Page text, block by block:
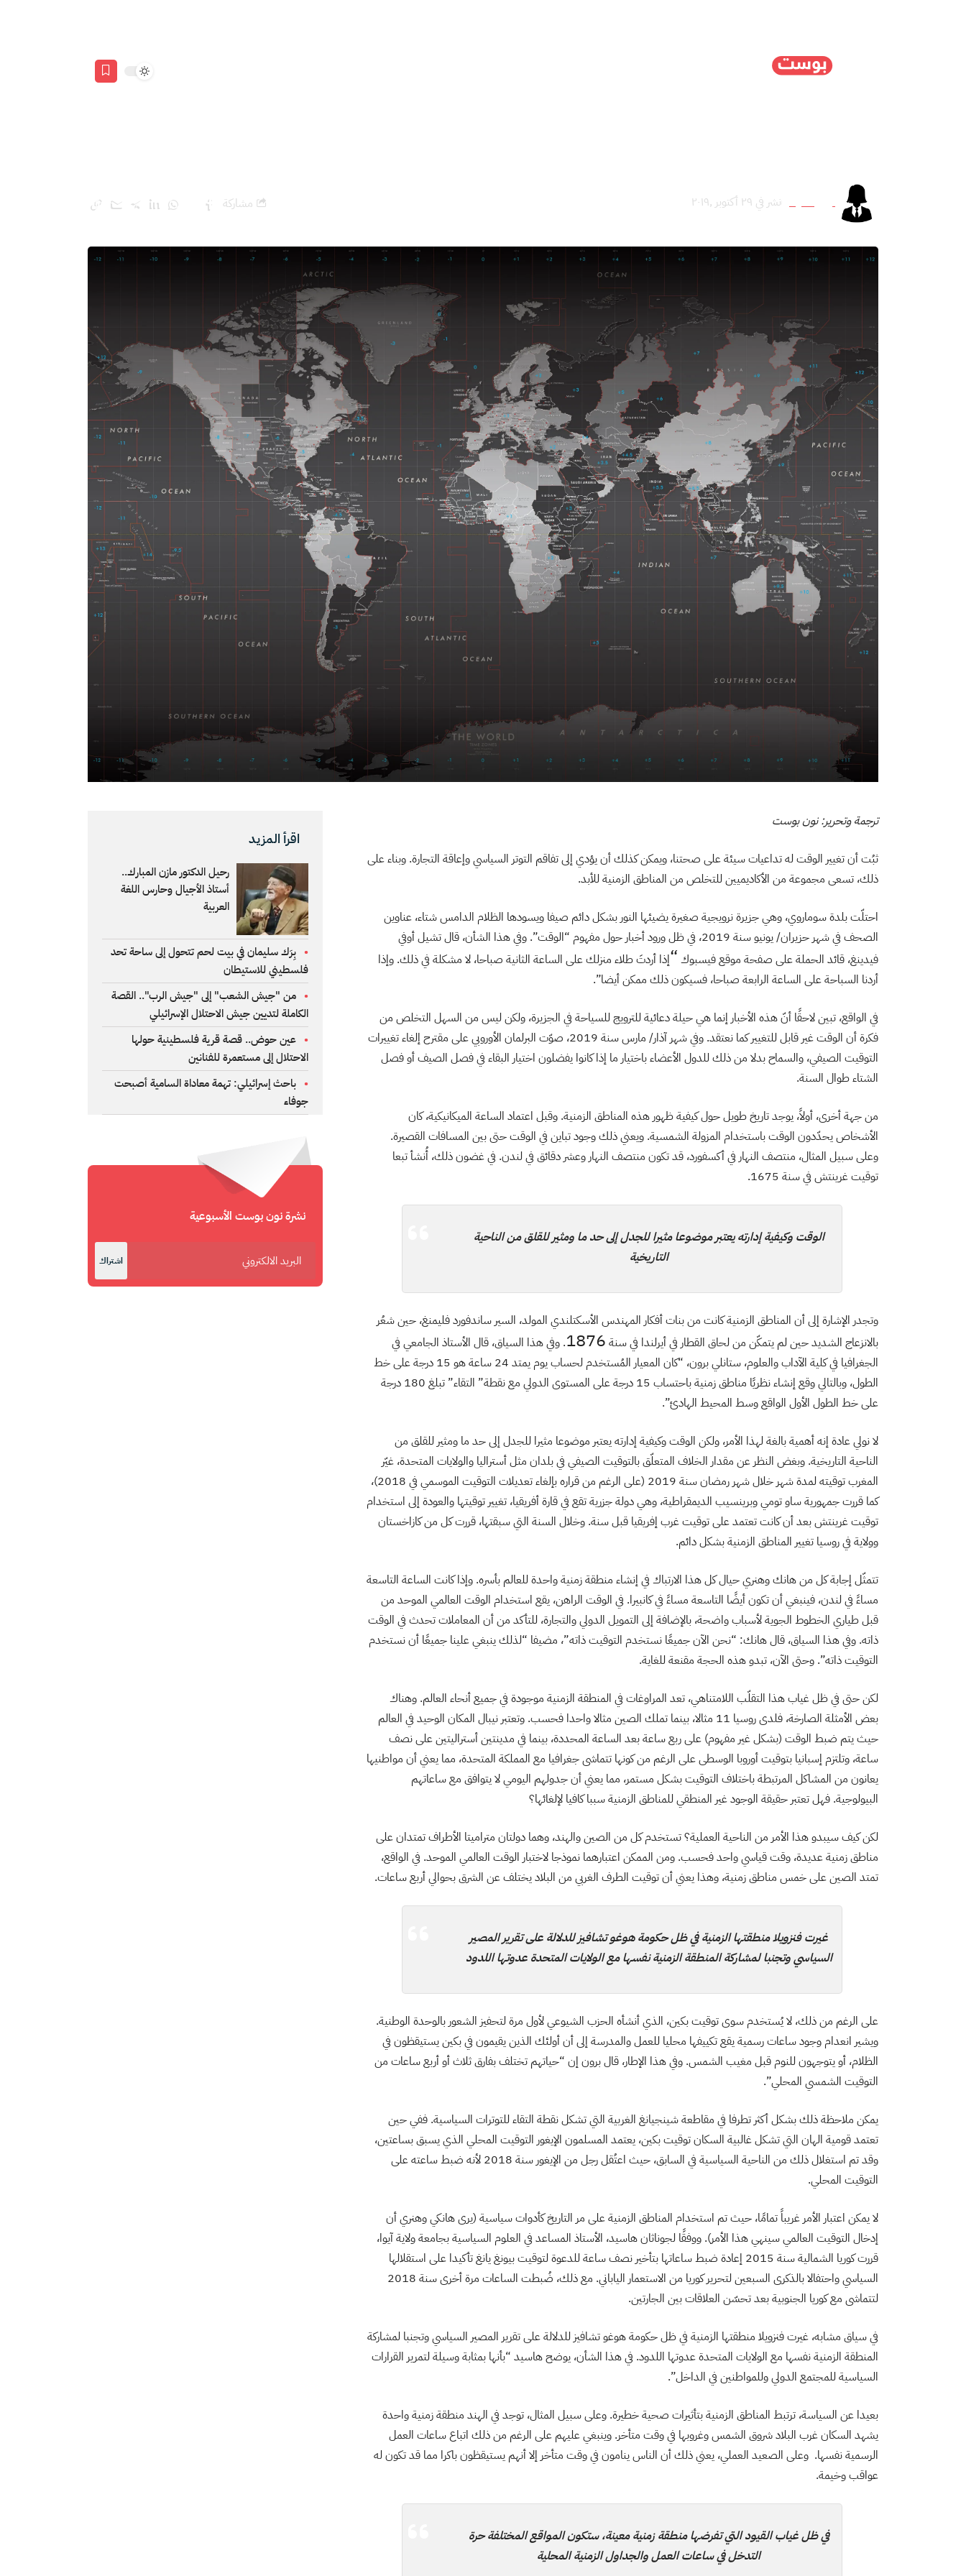
لوري كلارك نشر في ٢٩ أكتوبر ,٢٠١٩ مشاركة
ترجمة وتحرير: نون بوست
ثبُت أن تغيير الوقت له تداعيات سيئة على صحتنا، ويمكن كذلك أن يؤدي إلى تفاقم التوتر السياسي وإعاقة التجارة. وبناء على
ذلك، تسعى مجموعة من الأكاديميين للتخلص من المناطق الزمنية للأبد.
احتلّت بلدة سوماروي، وهي جزيرة نرويجية صغيرة يضيئها النور بشكل دائم صيفا ويسودها الظلام الدامس شتاء، عناوين
الصحف في شهر حزيران/ يونيو سنة 2019، في ظل ورود أخبار حول مفهوم “الوقت”. وفي هذا الشأن، قال تشيل أوفي
فيدينغ، قائد الحملة على صفحة موقع فيسبوك “إذا أردتَ طلاء منزلك على الساعة الثانية صباحا، لا مشكلة في ذلك. وإذا
أردنا السباحة على الساعة الرابعة صباحا، فسيكون ذلك ممكن أيضا”.
في الواقع، تبين لاحقًا أنّ هذه الأخبار إنما هي حيلة دعائية للترويج للسياحة في الجزيرة، ولكن ليس من السهل التخلص من
فكرة أن الوقت غير قابل للتغيير كما نعتقد. وفي شهر آذار/ مارس سنة 2019، صوّت البرلمان الأوروبي على مقترح إلغاء تغييرات
التوقيت الصيفي، والسماح بدلا من ذلك للدول الأعضاء باختيار ما إذا كانوا يفضلون اختيار البقاء في فصل الصيف أو فصل
الشتاء طوال السنة.
من جهة أخرى، أولاً، يوجد تاريخ طويل حول كيفية ظهور هذه المناطق الزمنية. وقبل اعتماد الساعة الميكانيكية، كان
الأشخاص يحدّدون الوقت باستخدام المزولة الشمسية. ويعني ذلك وجود تباين في الوقت حتى بين المسافات القصيرة.
وعلى سبيل المثال، منتصف النهار في أكسفورد، قد تكون منتصف النهار وعشر دقائق في لندن. في غضون ذلك، أُنشأ تبعا
توقيت غرينتش في سنة 1675.
الوقت وكيفية إدارته يعتبر موضوعا مثيرا للجدل إلى حد ما ومثير للقلق من الناحية
التاريخية
وتجدر الإشارة إلى أن المناطق الزمنية كانت من بنات أفكار المهندس الأسكتلندي المولد، السير ساندفورد فليمنغ، حين شعُر
بالانزعاج الشديد حين لم يتمكّن من لحاق القطار في أيرلندا في سنة 1876. وفي هذا السياق، قال الأستاذ الجامعي في
الجغرافيا في كلية الآداب والعلوم، ستانلي برون، “كان المعيار المُستخدم لحساب يوم يمتد 24 ساعة هو 15 درجة على خط
الطول، وبالتالي وقع إنشاء نظريًا مناطق زمنية باحتساب 15 درجة على المستوى الدولي مع نقطة” التقاء” تبلغ 180 درجة
على خط الطول الأول الواقع وسط المحيط الهادئ”.
لا نولي عادة إنه أهمية بالغة لهذا الأمر، ولكن الوقت وكيفية إدارته يعتبر موضوعا مثيرا للجدل إلى حد ما ومثير للقلق من
الناحية التاريخية. وبغض النظر عن مقدار الخلاف المتعلّق بالتوقيت الصيفي في بلدان مثل أستراليا والولايات المتحدة، غيّر
المغرب توقيته لمدة شهر خلال شهر رمضان سنة 2019 (على الرغم من قراره بإلغاء تعديلات التوقيت الموسمي في 2018)،
كما قررت جمهورية ساو تومي وبرينسيب الديمقراطية، وهي دولة جزرية تقع في قارة أفريقيا، تغيير توقيتها والعودة إلى استخدام
توقيت غرينتش بعد أن كانت تعتمد على توقيت غرب إفريقيا قبل سنة. وخلال السنة التي سبقتها، قررت كل من كازاخستان
وولاية في روسيا تغيير المناطق الزمنية بشكل دائم.
تتمثّل إجابة كل من هانك وهنري حيال كل هذا الارتباك في إنشاء منطقة زمنية واحدة للعالم بأسره. وإذا كانت الساعة التاسعة
مساءً في لندن، فينبغي أن تكون أيضًا التاسعة مساءً في كانبيرا. في الوقت الراهن، يقع استخدام الوقت العالمي الموحد من
قبل طياري الخطوط الجوية لأسباب واضحة، بالإضافة إلى التمويل الدولي والتجارة، للتأكد من أن المعاملات تحدث في الوقت
ذاته. وفي هذا السياق، قال هانك: “نحن الآن جميعًا نستخدم التوقيت ذاته”، مضيفا “لذلك ينبغي علينا جميعًا أن نستخدم
التوقيت ذاته”. وحتى الآن، تبدو هذه الحجة مقنعة للغاية.
لكن حتى في ظل غياب هذا التقلّب اللامتناهي، تعد المراوغات في المنطقة الزمنية موجودة في جميع أنحاء العالم. وهناك
بعض الأمثلة الصارخة، فلدى روسيا 11 مثالا، بينما تملك الصين مثالا واحدا فحسب. وتعتبر نيبال المكان الوحيد في العالم
حيث يتم ضبط الوقت (بشكل غير مفهوم) على ربع ساعة بعد الساعة المحددة، بينما في مدينتين أستراليتين على نصف
ساعة، وتلتزم إسبانيا بتوقيت أوروبا الوسطى على الرغم من كونها تتماشى جغرافيا مع المملكة المتحدة، مما يعني أن مواطنيها
يعانون من المشاكل المرتبطة باختلاف التوقيت بشكل مستمر، مما يعني أن جدولهم اليومي لا يتوافق مع ساعاتهم
البيولوجية. فهل تعتبر حقيقة الوجود غير المنطقي للمناطق الزمنية سببا كافيا لإلغائها؟
لكن كيف سيبدو هذا الأمر من الناحية العملية؟ تستخدم كل من الصين والهند، وهما دولتان متراميتا الأطراف تمتدان على
مناطق زمنية عديدة، وقت قياسي واحد فحسب. ومن الممكن اعتبارهما نموذجا لاختبار الوقت العالمي الموحد. في الواقع،
تمتد الصين على خمس مناطق زمنية، وهذا يعني أن توقيت الطرف الغربي من البلاد يختلف عن الشرق بحوالي أربع ساعات.
غيرت فنزويلا منطقتها الزمنية في ظل حكومة هوغو تشافيز للدلالة على تقرير المصير
السياسي وتجنبا لمشاركة المنطقة الزمنية نفسها مع الولايات المتحدة عدوتها اللدود
على الرغم من ذلك، لا يُستخدم سوى توقيت بكين، الذي أنشأه الحزب الشيوعي لأول مرة لتحفيز الشعور بالوحدة الوطنية.
ويشير انعدام وجود ساعات رسمية يقع تكييفها محليا للعمل والمدرسة إلى أن أولئك الذين يقيمون في بكين يستيقظون في
الظلام، أو يتوجهون للنوم قبل مغيب الشمس. وفي هذا الإطار، قال برون إن “حياتهم تختلف بفارق ثلاث أو أربع ساعات من
التوقيت الشمسي المحلي”.
يمكن ملاحظة ذلك بشكل أكثر تطرفا في مقاطعة شينجيانغ الغربية التي تشكل نقطة التقاء للتوترات السياسية. ففي حين
تعتمد قومية الهان التي تشكل غالبية السكان توقيت بكين، يعتمد المسلمون الإيغور التوقيت المحلي الذي يسبق بساعتين،
وقد تم استغلال ذلك من الناحية السياسية في السابق، حيث اعتُقل رجل من الإيغور سنة 2018 لأنه ضبط ساعته على
التوقيت المحلي.
لا يمكن اعتبار الأمر غريباً تمامًا، حيث تم استخدام المناطق الزمنية على مر التاريخ كأدوات سياسية (يرى هانكي وهنري أن
إدخال التوقيت العالمي سينهي هذا الأمر). ووفقًا لجوناثان هاسيد، الأستاذ المساعد في العلوم السياسية بجامعة ولاية آيوا،
قررت كوريا الشمالية سنة 2015 إعادة ضبط ساعاتها بتأخير نصف ساعة للدعوة لتوقيت بيونغ يانغ تأكيدا على استقلالها
السياسي واحتفالا بالذكرى السبعين لتحرير كوريا من الاستعمار الياباني. مع ذلك، ضُبطت الساعات مرة أخرى سنة 2018
لتتماشى مع كوريا الجنوبية بعد تحسّن العلاقات بين الجارتين.
في سياق مشابه، غيرت فنزويلا منطقتها الزمنية في ظل حكومة هوغو تشافيز للدلالة على تقرير المصير السياسي وتجنبا لمشاركة
المنطقة الزمنية نفسها مع الولايات المتحدة عدوتها اللدود. في هذا الشأن، يوضح هاسيد “بأنها بمثابة وسيلة لتمرير القرارات
السياسية للمجتمع الدولي وللمواطنين في الداخل”.
بعيدا عن السياسة، ترتبط المناطق الزمنية بتأثيرات صحية خطيرة. وعلى سبيل المثال، توجد في الهند منطقة زمنية واحدة
يشهد السكان غرب البلاد شروق الشمس وغروبها في وقت متأخر. وينبغي عليهم على الرغم من ذلك اتباع ساعات العمل
الرسمية نفسها. وعلى الصعيد العملي، يعني ذلك أن الناس ينامون في وقت متأخر إلا أنهم يستيقظون باكرا مما قد تكون له
عواقب وخيمة.
في ظل غياب القيود التي تفرضها منطقة زمنية معينة، ستكون المواقع المختلفة حرة
التدخل في ساعات العمل والجداول الزمنية المحلية
اقرأ المزيد
رحيل الدكتور مازن المبارك..
أستاذ الأجيال وحارس اللغة
العربية
بِرَك سليمان في بيت لحم تتحول إلى ساحة تحد
فلسطيني للاستيطان
من "جيش الشعب" إلى "جيش الرب".. القصة
الكاملة لتديين جيش الاحتلال الإسرائيلي
عين حوض.. قصة قرية فلسطينية حولها
الاحتلال إلى مستعمرة للفنانين
باحث إسرائيلي: تهمة معاداة السامية أصبحت
جوفاء
نشرة نون بوست الأسبوعية
اشتراك